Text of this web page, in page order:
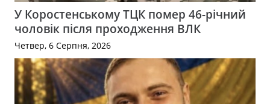
У Коростенському ТЦК помер 46-річний
чоловік після проходження ВЛК
Четвер, 6 Серпня, 2026